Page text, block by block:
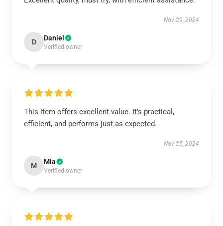
Nov 29, 2024
D Daniel
Verified owner
This item offers excellent value. It's practical,
efficient, and performs just as expected.
Nov 25, 2024
M Mia
Verified owner